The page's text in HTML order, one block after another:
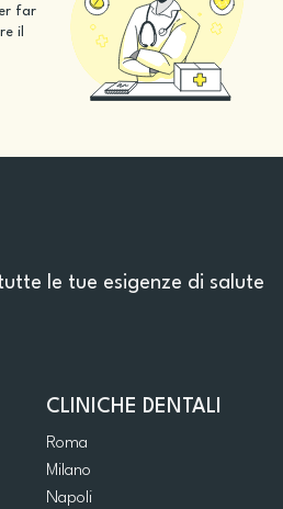
far
il
le tue esigenze di salute
CLINICHE DENTALI
Roma
Milano
Napoli